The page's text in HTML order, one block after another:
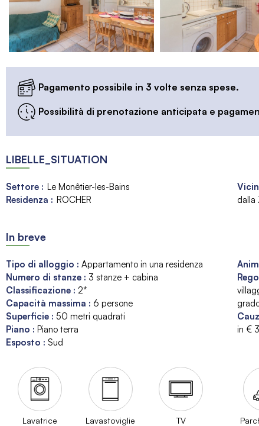
Pagamento possibile in 3 volte senza spese.
Possibilità di prenotazione anticipata e
LIBELLE_SITUATION
Settore : Le Monêtier-les-Bains
Residenza : ROCHER
dalla
In breve
Tipo di alloggio : Appartamento in una residenza
Numero di stanze : 3 stanze + cabina
Classificazione : 2*
Capacità massima : 6 persone
Superficie : 50 metri quadrati
Piano : Piano terra
Esposto : Sud
in €
Lavatrice Lavastoviglie TV